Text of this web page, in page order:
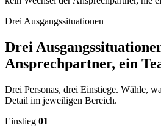
Drei Ausgangssituationen
Drei
Ansprechpartner, ein
Drei Personas, drei Einstiege. Wähle,
Detail im jeweiligen Bereich.
Einstieg 01